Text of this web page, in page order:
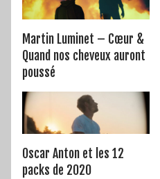
Martin Luminet – Cœur &
Quand nos cheveux auront
poussé
Oscar Anton et les 12
packs de 2020